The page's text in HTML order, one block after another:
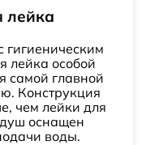
лейка
гигиеническим
лейка особой
самой главной
Конструкция
чем лейки для
оснащен
воды.